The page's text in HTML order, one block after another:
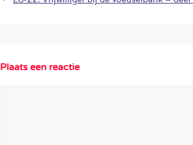
Plaats een reactie